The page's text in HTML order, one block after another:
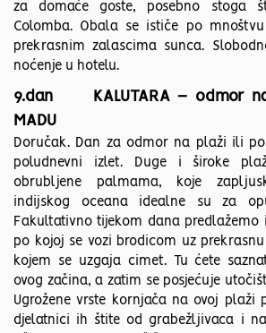
za domaće goste, posebno stoga
Colomba. Obala se ističe po
prekrasnim zalascima sunca.
noćenje u hotelu.
9.dan KALUTARA – odmor
MADU
Doručak. Dan za odmor na plaži ili
poludnevni izlet. Duge i široke
obrubljene palmama, koje
indijskog oceana idealne su za
Fakultativno tijekom dana predlažemo
po kojoj se vozi brodicom uz
kojem se uzgaja cimet. Tu ćete
ovog začina, a zatim se posjećuje
Ugrožene vrste kornjača na ovoj plaži
djelatnici ih štite od grabežljivaca i